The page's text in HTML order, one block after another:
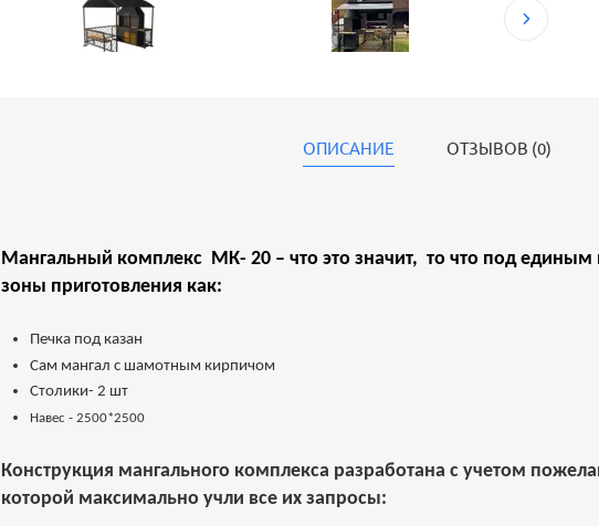
ОПИСАНИЕ ОТЗЫВОВ (0)
Мангальный комплекс МК- 20 – что это значит, то что под
зоны приготовления как:
Печка под казан
Сам мангал с шамотным кирпичом
Столики- 2 шт
Навес - 2500*2500
Конструкция мангального комплекса разработана с учетом
которой максимально учли все их запросы: